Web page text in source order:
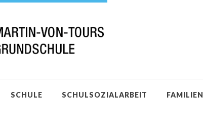
SCHULE SCHULSOZIALARBEIT